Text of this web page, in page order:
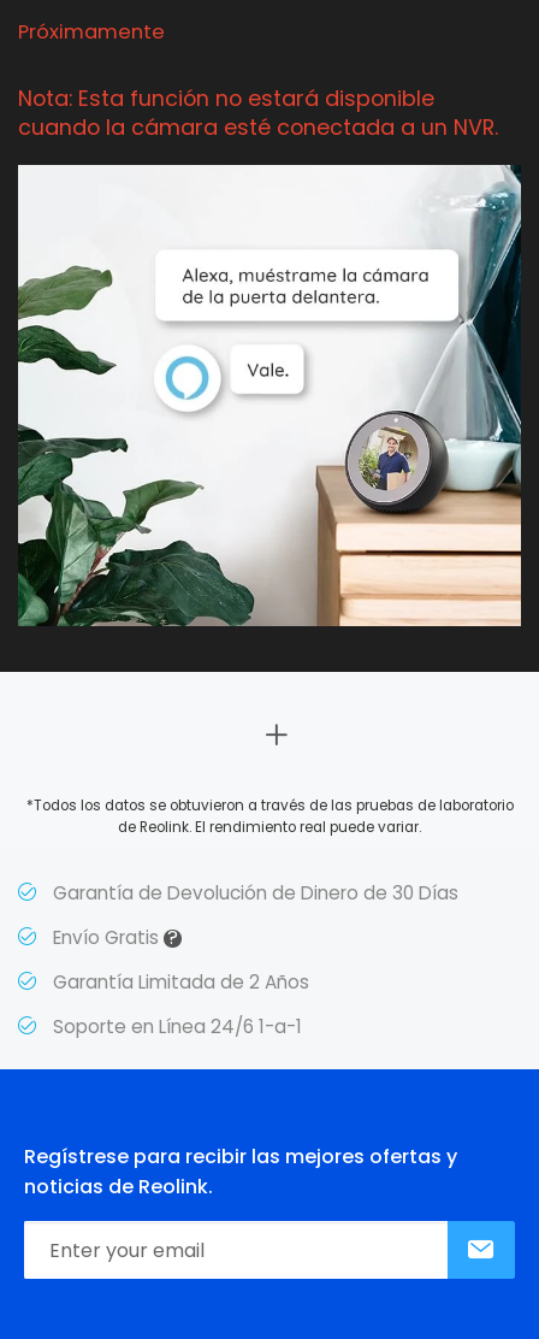
Próximamente
Nota: Esta función no estará disponible
cuando la cámara esté conectada a un NVR.
*Todos los datos se obtuvieron a través de las pruebas de laboratorio
de Reolink. El rendimiento real puede variar.
Garantía de Devolución de Dinero de 30 Días
Envío Gratis ?
Garantía Limitada de 2 Años
Soporte en Línea 24/6 1-a-1
Regístrese para recibir las mejores ofertas y
noticias de Reolink.